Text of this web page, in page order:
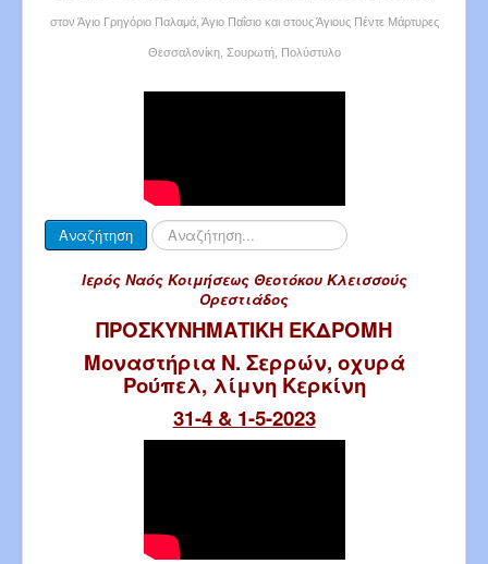
στον Άγιο Γρηγόριο Παλαμά, Άγιο Παΐσιο και στους Άγιους Πέντε Μάρτυρες
Θεσσαλονίκη, Σουρωτή, Πολύστυλο
Αναζήτηση Αναζήτηση...
Ιερός Ναός Κοιμήσεως Θεοτόκου Κλεισσούς
Ορεστιάδος
ΠΡΟΣΚΥΝΗΜΑΤΙΚΗ ΕΚΔΡΟΜΗ
Μοναστήρια Ν. Σερρών, οχυρά
Ρούπελ, λίμνη Κερκίνη
31-4 & 1-5-2023